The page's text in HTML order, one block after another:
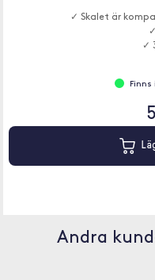
✓ Skalet är
✓
Andra